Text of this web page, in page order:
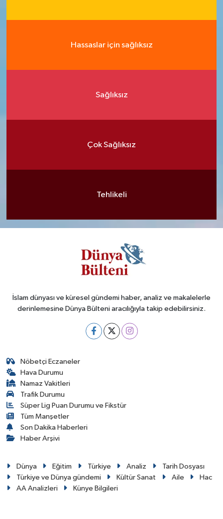
Hassaslar için sağlıksız
Sağlıksız
Çok Sağlıksız
Tehlikeli
İslam dünyası ve küresel gündemi haber, analiz ve makalelerle
derinlemesine Dünya Bülteni aracılığıyla takip edebilirsiniz.
Nöbetçi Eczaneler
Hava Durumu
Namaz Vakitleri
Trafik Durumu
Süper Lig Puan Durumu ve Fikstür
Tüm Manşetler
Son Dakika Haberleri
Haber Arşivi
Dünya Eğitim Türkiye Analiz
Tarih Dosyası
Türkiye ve Dünya gündemi
Kültür Sanat Aile
Hac
AA Analizleri
Künye Bilgileri